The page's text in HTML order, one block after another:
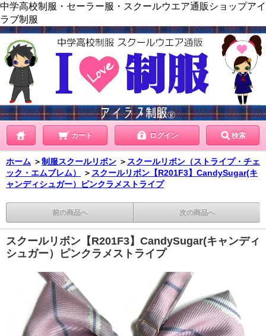
中学高校制服・セーラー服・スクールウエア通販ショップアイ
ラブ制服
カート ログイン 検索
ホーム ＞制服スクールリボン ＞ スクールリボン（ストライプ・チェ
ック・エムブレム）
＞ スクールリボン【R201F3】CandySugar(キ
ャンディシュガー）ピンクラメストライプ
前の商品へ 次の商品へ
スクールリボン【R201F3】CandySugar(キャンディ
シュガー）ピンクラメストライプ